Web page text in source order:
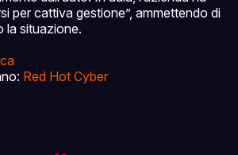
per cattiva gestione”, ammettendo di
la situazione.
Red Hot Cyber